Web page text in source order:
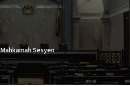
Mahkamah Sesyen